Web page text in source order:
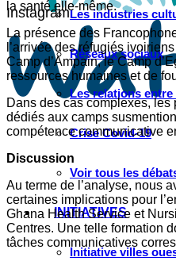
InstagramLes industries
Réseaux sociaux
Les relations entre
Crise Covid-19
Voir tous les
INITIATIVES
Initiative villes
la santé elle-même.
La présence des
l’arrivée des réfugiés
Camp d’Ampain, le Camp
ressources humaines et de
Dans des cas complexes,
dédiés aux camps
compétence communicative
Discussion
Au terme de l’analyse, nous
certaines implications pour
Ghana Health Service et
Centres. Une telle formation
tâches communicatives